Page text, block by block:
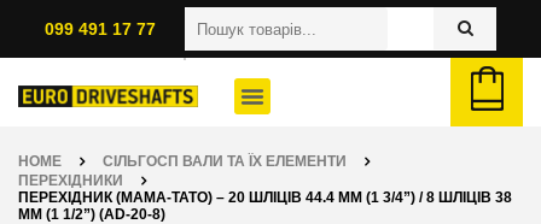
099 491 17 77
HOME
СІЛЬГОСП ВАЛИ ТА ЇХ ЕЛЕМЕНТИ
ПЕРЕХІДНИКИ
ПЕРЕХІДНИК (МАМА-ТАТО) – 20 ШЛІЦІВ 44.4 ММ (1 3/4”) / 8 ШЛІЦІВ 38
ММ (1 1/2”) (AD-20-8)